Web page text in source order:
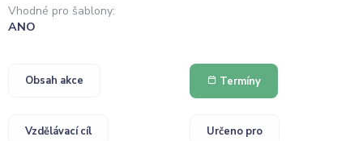
Vhodné pro šablony:
ANO
Obsah akce Termíny
Vzdělávací cíl Určeno pro